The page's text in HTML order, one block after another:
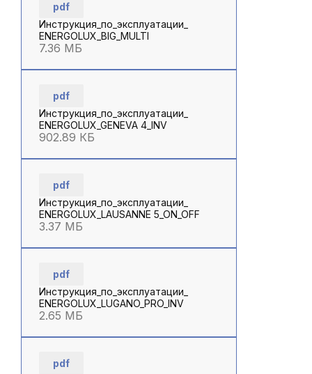
pdf
Инструкция_по_эксплуатации_
ENERGOLUX_BIG_MULTI
7.36 МБ
pdf
Инструкция_по_эксплуатации_
ENERGOLUX_GENEVA 4_INV
902.89 КБ
pdf
Инструкция_по_эксплуатации_
ENERGOLUX_LAUSANNE 5_ON_OFF
3.37 МБ
pdf
Инструкция_по_эксплуатации_
ENERGOLUX_LUGANO_PRO_INV
2.65 МБ
pdf